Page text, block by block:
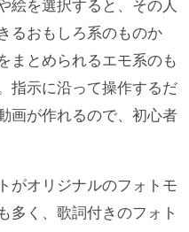
絵を選択すると、その人
るおもしろ系のものか
まとめられるエモ系のも
指示に沿って操作するだ
画が作れるので、初心者
がオリジナルのフォトモ
多く、歌詞付きのフォト